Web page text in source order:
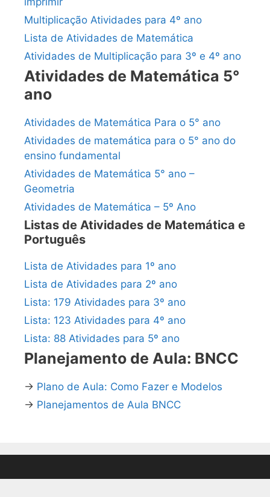
Multiplicação Atividades para 4º ano
Lista de Atividades de Matemática
Atividades de Multiplicação para 3º e 4º ano
Atividades de Matemática 5°
ano
Atividades de Matemática Para o 5° ano
Atividades de matemática para o 5° ano do
ensino fundamental
Atividades de Matemática 5° ano –
Geometria
Atividades de Matemática – 5º Ano
Listas de Atividades de Matemática e
Português
Lista de Atividades para 1º ano
Lista de Atividades para 2º ano
Lista: 179 Atividades para 3º ano
Lista: 123 Atividades para 4º ano
Lista: 88 Atividades para 5º ano
Planejamento de Aula: BNCC
→ Plano de Aula: Como Fazer e Modelos
→ Planejamentos de Aula BNCC